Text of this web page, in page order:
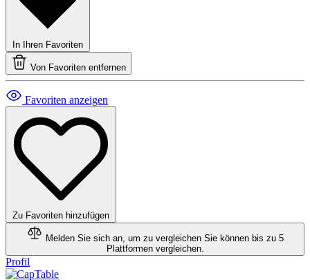
In Ihren Favoriten
Von Favoriten entfernen
Favoriten anzeigen
Zu Favoriten hinzufügen
Melden Sie sich an, um zu vergleichen Sie können bis zu 5
Plattformen vergleichen.
Profil